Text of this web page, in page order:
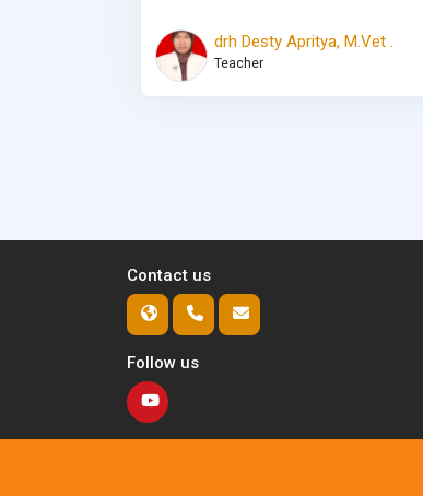
drh Desty Apritya, M.Vet .
Teacher
Contact us
Follow us